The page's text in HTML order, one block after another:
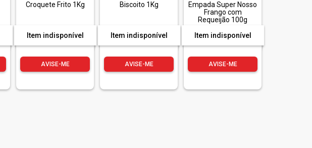
Croquete Frito 1Kg
Item indisponível
AVISE-ME
Biscoito 1Kg
Item indisponível
AVISE-ME
Empada Super Nosso
Frango com
Requeijão 100g
Item indisponível
AVISE-ME